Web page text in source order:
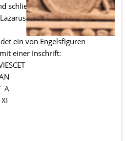
schließlich ganz rechts die
(Joh 11).
ein von Engelsfiguren
einer Inschrift:
A